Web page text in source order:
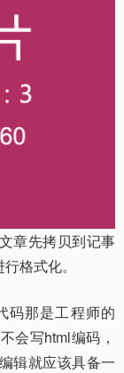
章先拷贝到记事
格式化。
码那是工程师的
会写html编码，
辑就应该具备一